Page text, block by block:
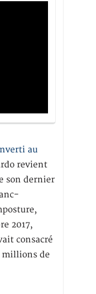
au
revient
son dernier
2017,
consacré
millions de